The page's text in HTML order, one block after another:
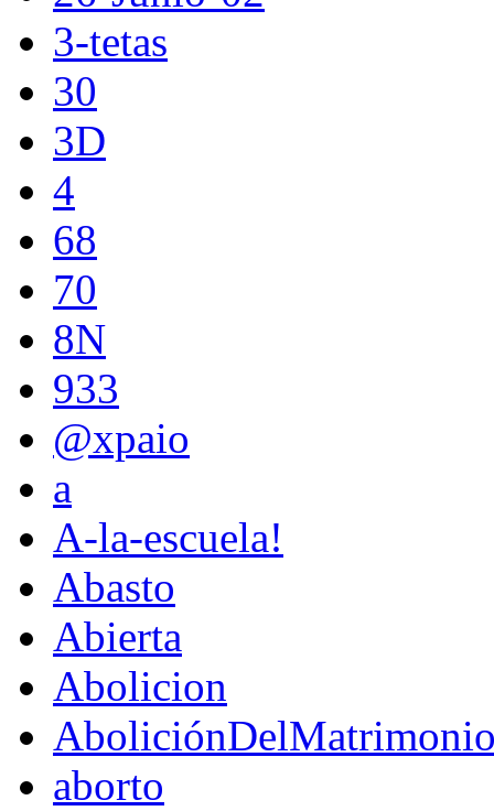
3-tetas
30
3D
4
68
70
8N
933
@xpaio
a
A-la-escuela!
Abasto
Abierta
Abolicion
aborto